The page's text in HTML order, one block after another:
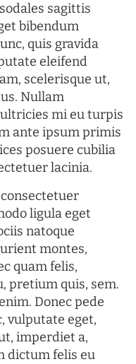
sagittis
bibendum
quis gravida
eleifend
scelerisque ut,
Nullam
mi eu turpis
ante ipsum primis
posuere cubilia
lacinia.
ligula eget
natoque
montes,
quam felis,
pretium quis, sem.
Donec pede
vulputate eget,
imperdiet a,
dictum felis eu